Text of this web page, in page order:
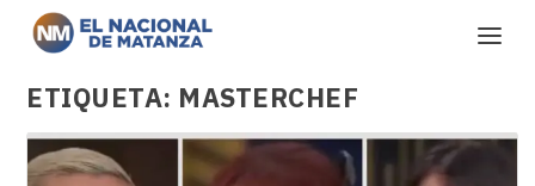
ETIQUETA: MASTERCHEF